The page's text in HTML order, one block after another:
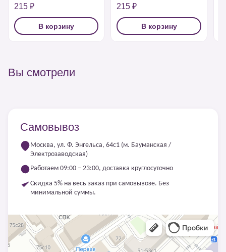
215 ₽
В корзину
215 ₽
В корзину
Вы смотрели
Самовывоз
Москва, ул. Ф. Энгельса, 64с1 (м. Бауманская /
Электрозаводская)
Работаем 09:00 – 23:00, доставка круглосуточно
Скидка 5% на весь заказ при самовывозе. Без
минимальной суммы.